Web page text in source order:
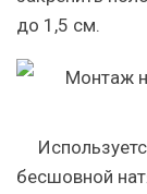
до 1,5 см.
бесшовной